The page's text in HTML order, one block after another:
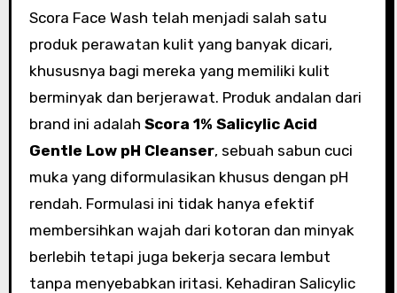
Scora Face Wash telah menjadi salah satu
produk perawatan kulit yang banyak dicari,
khususnya bagi mereka yang memiliki kulit
berminyak dan berjerawat. Produk andalan dari
brand ini adalah Scora 1% Salicylic Acid
Gentle Low pH Cleanser, sebuah sabun cuci
muka yang diformulasikan khusus dengan pH
rendah. Formulasi ini tidak hanya efektif
membersihkan wajah dari kotoran dan minyak
berlebih tetapi juga bekerja secara lembut
tanpa menyebabkan iritasi. Kehadiran Salicylic